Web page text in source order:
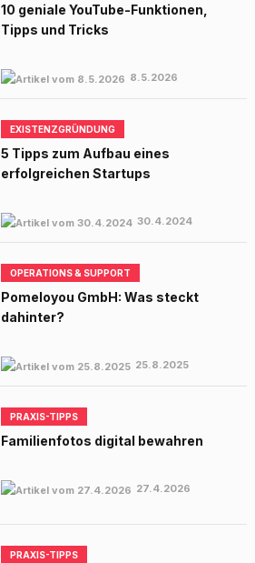
10 geniale YouTube-Funktionen,
Tipps und Tricks
8.5.2026
EXISTENZGRÜNDUNG
5 Tipps zum Aufbau eines
erfolgreichen Startups
30.4.2024
OPERATIONS & SUPPORT
Pomeloyou GmbH: Was steckt
dahinter?
25.8.2025
PRAXIS-TIPPS
Familienfotos digital bewahren
27.4.2026
PRAXIS-TIPPS